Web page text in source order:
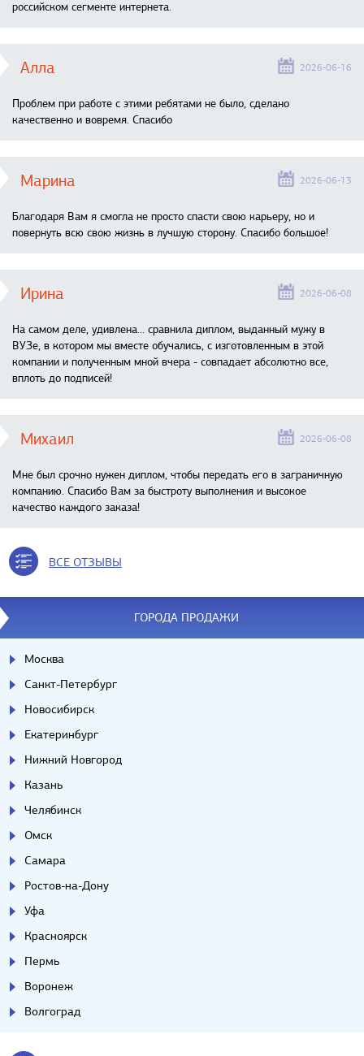
российском сегменте интернета.
Алла 2026-06-16
Проблем при работе с этими ребятами не было, сделано
качественно и вовремя. Спасибо
Марина 2026-06-13
Благодаря Вам я смогла не просто спасти свою карьеру, но и
повернуть всю свою жизнь в лучшую сторону. Спасибо большое!
Ирина 2026-06-08
На самом деле, удивлена… сравнила диплом, выданный мужу в
ВУЗе, в котором мы вместе обучались, с изготовленным в этой
компании и полученным мной вчера - совпадает абсолютно все,
вплоть до подписей!
Михаил 2026-06-08
Мне был срочно нужен диплом, чтобы передать его в заграничную
компанию. Спасибо Вам за быстроту выполнения и высокое
качество каждого заказа!
ВСЕ ОТЗЫВЫ
ГОРОДА ПРОДАЖИ
Москва
Санкт-Петербург
Новосибирск
Екатеринбург
Нижний Новгород
Казань
Челябинск
Омск
Самара
Ростов-на-Дону
Уфа
Красноярск
Пермь
Воронеж
Волгоград